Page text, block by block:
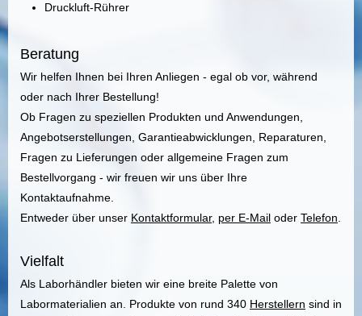
Druckluft-Rührer
Beratung
Wir helfen Ihnen bei Ihren Anliegen - egal ob vor, während
oder nach Ihrer Bestellung!
Ob Fragen zu speziellen Produkten und Anwendungen,
Angebotserstellungen, Garantieabwicklungen, Reparaturen,
Fragen zu Lieferungen oder allgemeine Fragen zum
Bestellvorgang - wir freuen wir uns über Ihre
Kontaktaufnahme.
Entweder über unser Kontaktformular, per E-Mail oder Telefon.
Vielfalt
Als Laborhändler bieten wir eine breite Palette von
Labormaterialien an. Produkte von rund 340 Herstellern sind in